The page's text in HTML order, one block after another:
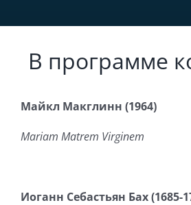
В программе
Майкл Макглинн (1964)
Mariam Matrem Virginem
Иоганн Себастьян Бах (1685-